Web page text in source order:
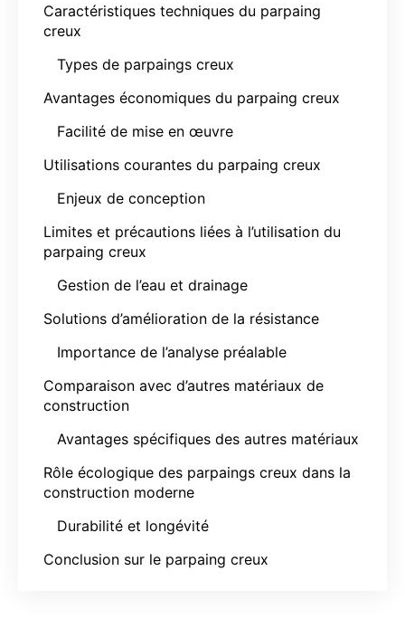
Caractéristiques techniques du parpaing
creux
Types de parpaings creux
Avantages économiques du parpaing creux
Facilité de mise en œuvre
Utilisations courantes du parpaing creux
Enjeux de conception
Limites et précautions liées à l’utilisation du
parpaing creux
Gestion de l’eau et drainage
Solutions d’amélioration de la résistance
Importance de l’analyse préalable
Comparaison avec d’autres matériaux de
construction
Avantages spécifiques des autres matériaux
Rôle écologique des parpaings creux dans la
construction moderne
Durabilité et longévité
Conclusion sur le parpaing creux